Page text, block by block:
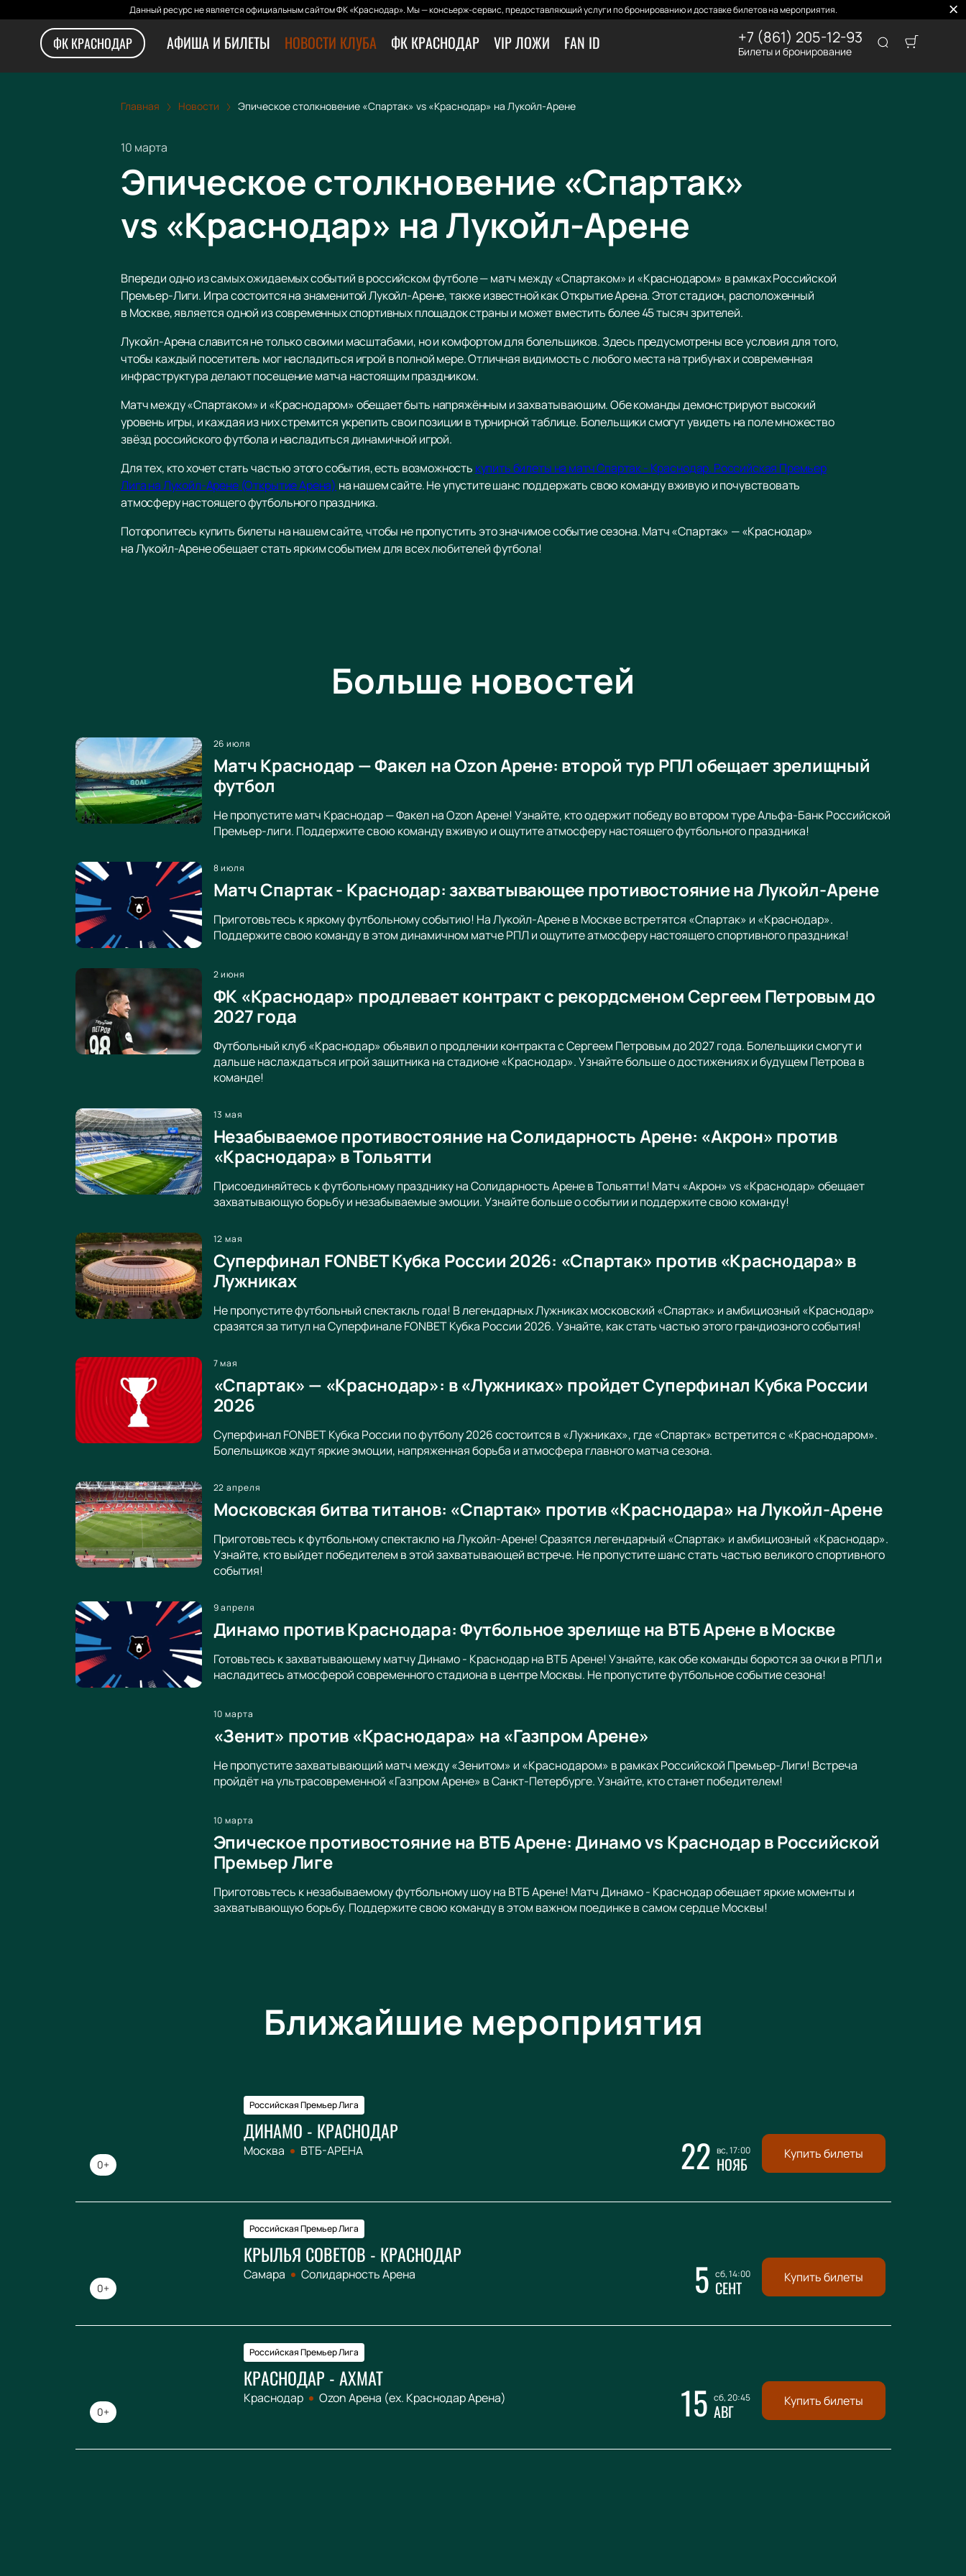
Данный ресурс не является официальным сайтом ФК «Краснодар». Мы — консьерж-сервис, предоставляющий услуги по бронированию и доставке билетов на мероприятия.
ФК КРАСНОДАР АФИША И БИЛЕТЫ НОВОСТИ КЛУБА ФК КРАСНОДАР VIP ЛОЖИ FAN ID +7 (861) 205-12-93
Билеты и бронирование
Главная Новости Эпическое столкновение «Спартак» vs «Краснодар» на Лукойл-Арене
10 марта
Эпическое столкновение «Спартак»
vs «Краснодар» на Лукойл-Арене
Впереди одно из самых ожидаемых событий в российском футболе — матч между «Спартаком» и «Краснодаром» в рамках Российской
Премьер-Лиги. Игра состоится на знаменитой Лукойл-Арене, также известной как Открытие Арена. Этот стадион, расположенный
в Москве, является одной из современных спортивных площадок страны и может вместить более 45 тысяч зрителей.
Лукойл-Арена славится не только своими масштабами, но и комфортом для болельщиков. Здесь предусмотрены все условия для того,
чтобы каждый посетитель мог насладиться игрой в полной мере. Отличная видимость с любого места на трибунах и современная
инфраструктура делают посещение матча настоящим праздником.
Матч между «Спартаком» и «Краснодаром» обещает быть напряжённым и захватывающим. Обе команды демонстрируют высокий
уровень игры, и каждая из них стремится укрепить свои позиции в турнирной таблице. Болельщики смогут увидеть на поле множество
звёзд российского футбола и насладиться динамичной игрой.
Для тех, кто хочет стать частью этого события, есть возможность купить билеты на матч Спартак - Краснодар. Российская Премьер
Лига на Лукойл-Арене (Открытие Арена) на нашем сайте. Не упустите шанс поддержать свою команду вживую и почувствовать
атмосферу настоящего футбольного праздника.
Поторопитесь купить билеты на нашем сайте, чтобы не пропустить это значимое событие сезона. Матч «Спартак» — «Краснодар»
на Лукойл-Арене обещает стать ярким событием для всех любителей футбола!
Больше новостей
26 июля
Матч Краснодар — Факел на Ozon Арене: второй тур РПЛ обещает зрелищный
футбол
Не пропустите матч Краснодар — Факел на Ozon Арене! Узнайте, кто одержит победу во втором туре Альфа-Банк Российской
Премьер-лиги. Поддержите свою команду вживую и ощутите атмосферу настоящего футбольного праздника!
8 июля
Матч Спартак - Краснодар: захватывающее противостояние на Лукойл-Арене
Приготовьтесь к яркому футбольному событию! На Лукойл-Арене в Москве встретятся «Спартак» и «Краснодар».
Поддержите свою команду в этом динамичном матче РПЛ и ощутите атмосферу настоящего спортивного праздника!
2 июня
ФК «Краснодар» продлевает контракт с рекордсменом Сергеем Петровым до
2027 года
Футбольный клуб «Краснодар» объявил о продлении контракта с Сергеем Петровым до 2027 года. Болельщики смогут и
дальше наслаждаться игрой защитника на стадионе «Краснодар». Узнайте больше о достижениях и будущем Петрова в
команде!
13 мая
Незабываемое противостояние на Солидарность Арене: «Акрон» против
«Краснодара» в Тольятти
Присоединяйтесь к футбольному празднику на Солидарность Арене в Тольятти! Матч «Акрон» vs «Краснодар» обещает
захватывающую борьбу и незабываемые эмоции. Узнайте больше о событии и поддержите свою команду!
12 мая
Суперфинал FONBET Кубка России 2026: «Спартак» против «Краснодара» в
Лужниках
Не пропустите футбольный спектакль года! В легендарных Лужниках московский «Спартак» и амбициозный «Краснодар»
сразятся за титул на Суперфинале FONBET Кубка России 2026. Узнайте, как стать частью этого грандиозного события!
7 мая
«Спартак» — «Краснодар»: в «Лужниках» пройдет Суперфинал Кубка России
2026
Суперфинал FONBET Кубка России по футболу 2026 состоится в «Лужниках», где «Спартак» встретится с «Краснодаром».
Болельщиков ждут яркие эмоции, напряженная борьба и атмосфера главного матча сезона.
22 апреля
Московская битва титанов: «Спартак» против «Краснодара» на Лукойл-Арене
Приготовьтесь к футбольному спектаклю на Лукойл-Арене! Сразятся легендарный «Спартак» и амбициозный «Краснодар».
Узнайте, кто выйдет победителем в этой захватывающей встрече. Не пропустите шанс стать частью великого спортивного
события!
9 апреля
Динамо против Краснодара: Футбольное зрелище на ВТБ Арене в Москве
Готовьтесь к захватывающему матчу Динамо - Краснодар на ВТБ Арене! Узнайте, как обе команды борются за очки в РПЛ и
насладитесь атмосферой современного стадиона в центре Москвы. Не пропустите футбольное событие сезона!
10 марта
«Зенит» против «Краснодара» на «Газпром Арене»
Не пропустите захватывающий матч между «Зенитом» и «Краснодаром» в рамках Российской Премьер-Лиги! Встреча
пройдёт на ультрасовременной «Газпром Арене» в Санкт-Петербурге. Узнайте, кто станет победителем!
10 марта
Эпическое противостояние на ВТБ Арене: Динамо vs Краснодар в Российской
Премьер Лиге
Приготовьтесь к незабываемому футбольному шоу на ВТБ Арене! Матч Динамо - Краснодар обещает яркие моменты и
захватывающую борьбу. Поддержите свою команду в этом важном поединке в самом сердце Москвы!
Ближайшие мероприятия
0+
Российская Премьер Лига
ДИНАМО - КРАСНОДАР
Москва ВТБ-АРЕНА 22 вс, 17:00
НОЯБ Купить билеты
0+
Российская Премьер Лига
КРЫЛЬЯ СОВЕТОВ - КРАСНОДАР
Самара Солидарность Арена 5 сб, 14:00
СЕНТ Купить билеты
0+
Российская Премьер Лига
КРАСНОДАР - АХМАТ
Краснодар Ozon Арена (ex. Краснодар Арена) 15 сб, 20:45
АВГ Купить билеты